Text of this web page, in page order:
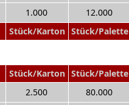
Stück/Karton Stück/Palette
1.000 12.000
Stück/Karton Stück/Palette
2.500 80.000